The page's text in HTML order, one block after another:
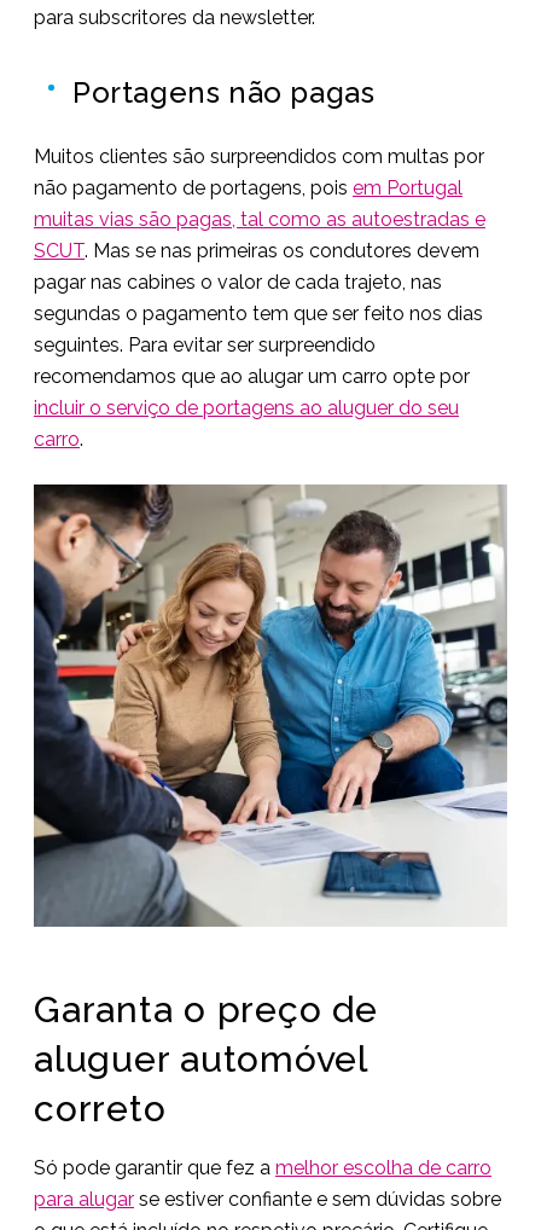
para subscritores da newsletter.
Portagens não pagas
Muitos clientes são surpreendidos com multas por
não pagamento de portagens, pois em Portugal
muitas vias são pagas, tal como as autoestradas e
SCUT. Mas se nas primeiras os condutores devem
pagar nas cabines o valor de cada trajeto, nas
segundas o pagamento tem que ser feito nos dias
seguintes. Para evitar ser surpreendido
recomendamos que ao alugar um carro opte por
incluir o serviço de portagens ao aluguer do seu
carro.
Garanta o preço de
aluguer automóvel
correto
Só pode garantir que fez a melhor escolha de carro
para alugar se estiver confiante e sem dúvidas sobre